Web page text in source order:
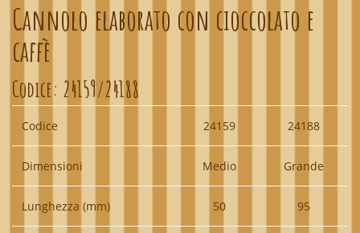
Cannolo elaborato con cioccolato e
caffè
Codice: 24159/24188
Codice 24159 24188
Dimensioni Medio Grande
Lunghezza (mm) 50 95